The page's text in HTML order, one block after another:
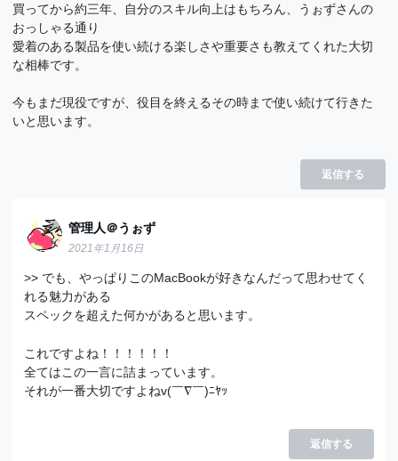
買ってから約三年、自分のスキル向上はもちろん、うぉずさんの
おっしゃる通り
愛着のある製品を使い続ける楽しさや重要さも教えてくれた大切
な相棒です。
今もまだ現役ですが、役目を終えるその時まで使い続けて行きた
いと思います。
返信する
管理人＠うぉず
2021年1月16日
>> でも、やっぱりこのMacBookが好きなんだって思わせてく
れる魅力がある
スペックを超えた何かがあると思います。
これですよね！！！！！！
全てはこの一言に詰まっています。
それが一番大切ですよねv(￣∇￣)ﾆﾔｯ
返信する